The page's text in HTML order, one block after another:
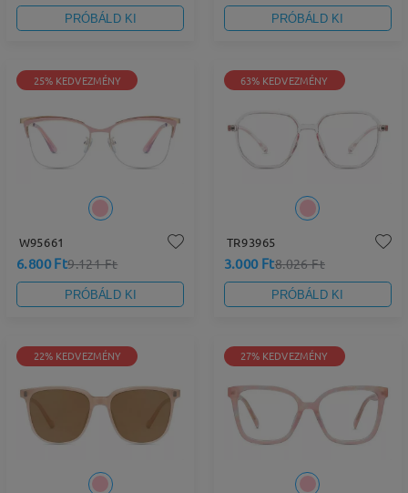
PRÓBÁLD KI PRÓBÁLD KI
25% KEDVEZMÉNY
W95661
6.800 Ft9.121 Ft
PRÓBÁLD KI
63% KEDVEZMÉNY
TR93965
3.000 Ft8.026 Ft
PRÓBÁLD KI
22% KEDVEZMÉNY 27% KEDVEZMÉNY